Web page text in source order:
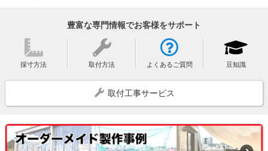
豊富な専門情報でお客様をサポート
採寸方法 取付方法 よくあるご質問 豆知識
取付工事サービス